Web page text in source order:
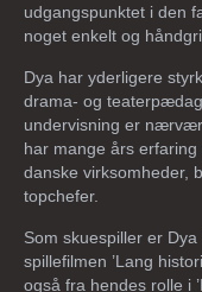
udgangspunktet i den
noget enkelt og
Dya har yderligere
drama- og
undervisning er
har mange års
danske virksomheder,
topchefer.
Som skuespiller er
spillefilmen ’Lang
også fra hendes rolle i